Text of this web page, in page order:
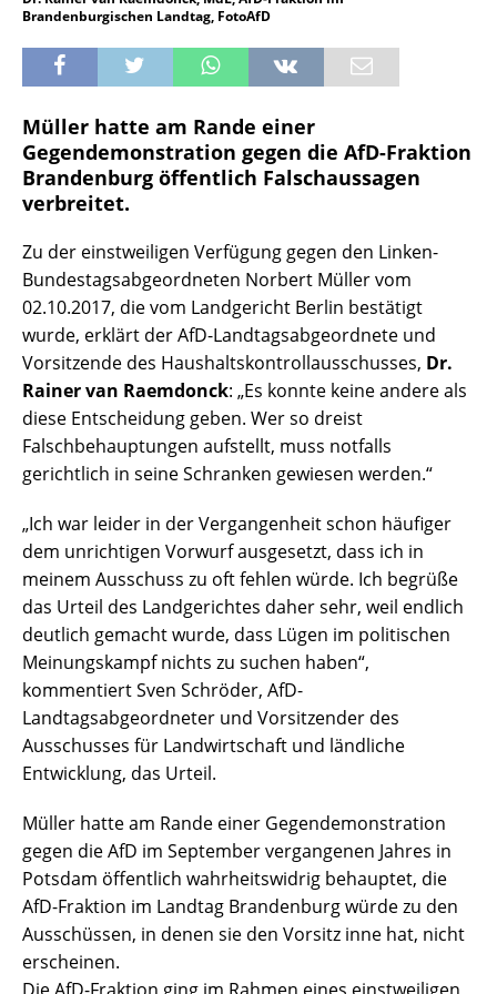
Brandenburgischen Landtag, FotoAfD
Müller hatte am Rande einer
Gegendemonstration gegen die AfD-Fraktion
Brandenburg öffentlich Falschaussagen
verbreitet.
Zu der einstweiligen Verfügung gegen den Linken-
Bundestagsabgeordneten Norbert Müller vom
02.10.2017, die vom Landgericht Berlin bestätigt
wurde, erklärt der AfD-Landtagsabgeordnete und
Vorsitzende des Haushaltskontrollausschusses, Dr.
Rainer van Raemdonck: „Es konnte keine andere als
diese Entscheidung geben. Wer so dreist
Falschbehauptungen aufstellt, muss notfalls
gerichtlich in seine Schranken gewiesen werden.“
„Ich war leider in der Vergangenheit schon häufiger
dem unrichtigen Vorwurf ausgesetzt, dass ich in
meinem Ausschuss zu oft fehlen würde. Ich begrüße
das Urteil des Landgerichtes daher sehr, weil endlich
deutlich gemacht wurde, dass Lügen im politischen
Meinungskampf nichts zu suchen haben“,
kommentiert Sven Schröder, AfD-
Landtagsabgeordneter und Vorsitzender des
Ausschusses für Landwirtschaft und ländliche
Entwicklung, das Urteil.
Müller hatte am Rande einer Gegendemonstration
gegen die AfD im September vergangenen Jahres in
Potsdam öffentlich wahrheitswidrig behauptet, die
AfD-Fraktion im Landtag Brandenburg würde zu den
Ausschüssen, in denen sie den Vorsitz inne hat, nicht
erscheinen.